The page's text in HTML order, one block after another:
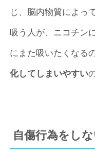
じ、脳内物質によっ
吸う人が、ニコチン
にまた吸いたくなる
化してしまいやすい
自傷行為をし